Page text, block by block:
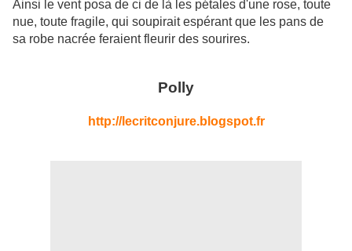
Ainsi le vent posa de ci de là les pétales d'une rose, toute
nue, toute fragile, qui soupirait espérant que les pans de
sa robe nacrée feraient fleurir des sourires.
Polly
http://lecritconjure.blogspot.fr